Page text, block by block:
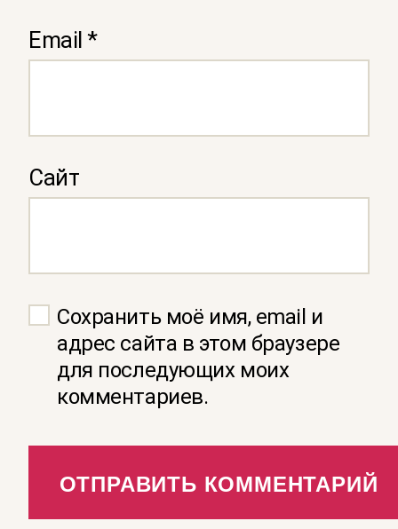
Email*
Сайт
Сохранить моё имя, email и
адрес сайта в этом браузере
для последующих моих
комментариев.